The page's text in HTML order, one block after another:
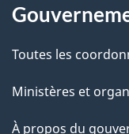
i
l
s
d
propos
de
ce
site
Toutes les
Ministères et
À propos du